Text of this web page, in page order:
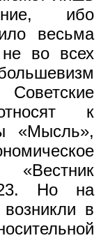
ибо
весьма
во всех
к
«Мысль»,
Но на
в